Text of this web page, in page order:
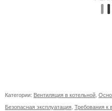
Категории: Вентиляция в котельной
Безопасная эксплуатация Требования к